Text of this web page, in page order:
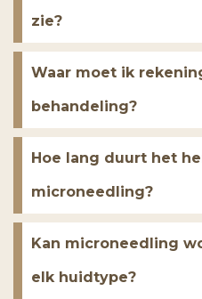
zie?
Waar moet ik
behandeling?
Hoe lang duurt het
microneedling?
Kan microneedling
elk huidtype?